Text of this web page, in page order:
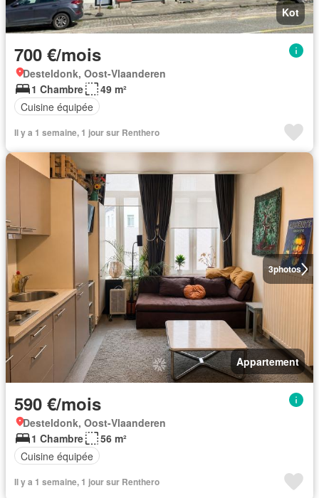
Kot
700 €/mois
Desteldonk, Oost-Vlaanderen
1 Chambre
49 m²
Cuisine équipée
Il y a 1 semaine, 1 jour sur Renthero
3photos
Appartement
590 €/mois
Desteldonk, Oost-Vlaanderen
1 Chambre
56 m²
Cuisine équipée
Il y a 1 semaine, 1 jour sur Renthero